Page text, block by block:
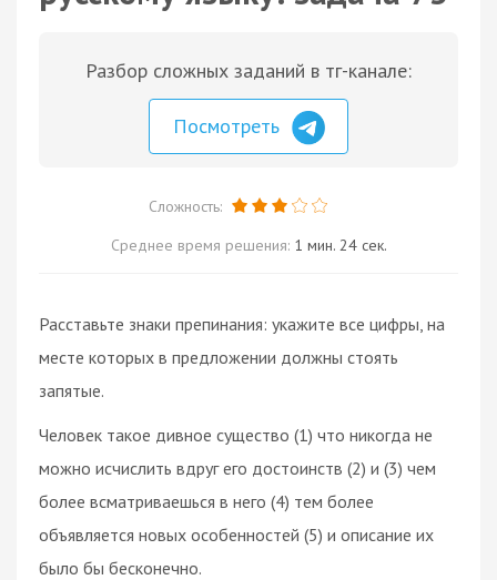
Разбор сложных заданий в тг-канале:
Посмотреть
Сложность:
Среднее время решения: 1 мин. 24 сек.
Расставьте знаки препинания: укажите все цифры, на
месте которых в предложении должны стоять
запятые.
Человек такое дивное существо (1) что никогда не
можно исчислить вдруг его достоинств (2) и (3) чем
более всматриваешься в него (4) тем более
объявляется новых особенностей (5) и описание их
было бы бесконечно.